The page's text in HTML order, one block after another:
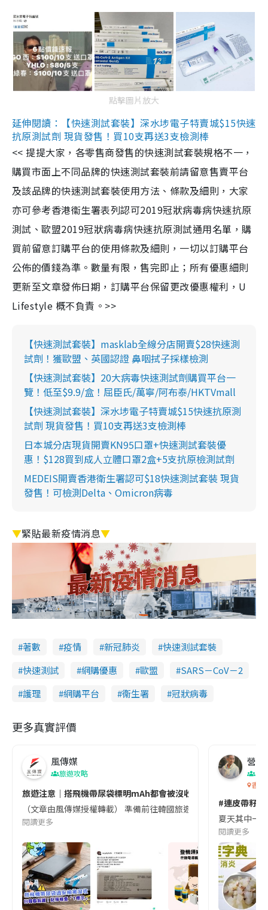
點擊圖片放大
延伸閱讀：【快速測試套裝】深水埗電子特賣城$15快速
抗原測試劑 現貨發售！買10支再送3支檢測棒
<< 提提大家，各零售商發售的快速測試套裝規格不一，
購買市面上不同品牌的快速測試套裝前請留意售賣平台
及該品牌的快速測試套裝使用方法、條款及細則，大家
亦可參考香港衞生署表列認可2019冠狀病毒病快速抗原
測試、歐盟2019冠狀病毒病快速抗原測試通用名單，購
買前留意訂購平台的使用條款及細則，一切以訂購平台
公佈的價錢為準。數量有限，售完即止；所有優惠細則
更新至文章發佈日期，訂購平台保留更改優惠權利，U
Lifestyle 概不負責。>>
【快速測試套裝】masklab全線分店開賣$28快速測
試劑！獲歐盟、英國認證 鼻咽拭子採樣檢測
【快速測試套裝】20大病毒快速測試劑購買平台一
覽！低至$9.9/盒！屈臣氏/萬寧/阿布泰/HKTVmall
【快速測試套裝】深水埗電子特賣城$15快速抗原測
試劑 現貨發售！買10支再送3支檢測棒
日本城分店現貨開賣KN95口罩+快速測試套裝優
惠！$128買到成人立體口罩2盒+5支抗原檢測試劑
MEDEIS開賣香港衛生署認可$18快速測試套裝 現貨
發售！可檢測Delta、Omicron病毒
▼緊貼最新疫情消息▼
著數 疫情 新冠肺炎
快速測試套裝
快速測試
網購優惠 歐盟
SARS－CoV－2
護理
網購平台 衞生署 冠狀病毒
更多真實評價
風傳媒
旅遊攻略
旅遊注意｜搭飛機帶尿袋標明mAh都會被沒收😱出發前切記檢查
（文章由風傳媒授權轉載） 準備前往韓國旅遊的民眾，近期要
閱讀更多
營養
香港
#連皮帶籽
夏天其中一
閱讀更多